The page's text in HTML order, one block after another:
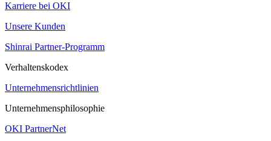
Karriere bei OKI
Unsere Kunden
Shinrai Partner-Programm
Verhaltenskodex
Unternehmensrichtlinien
Unternehmensphilosophie
OKI PartnerNet